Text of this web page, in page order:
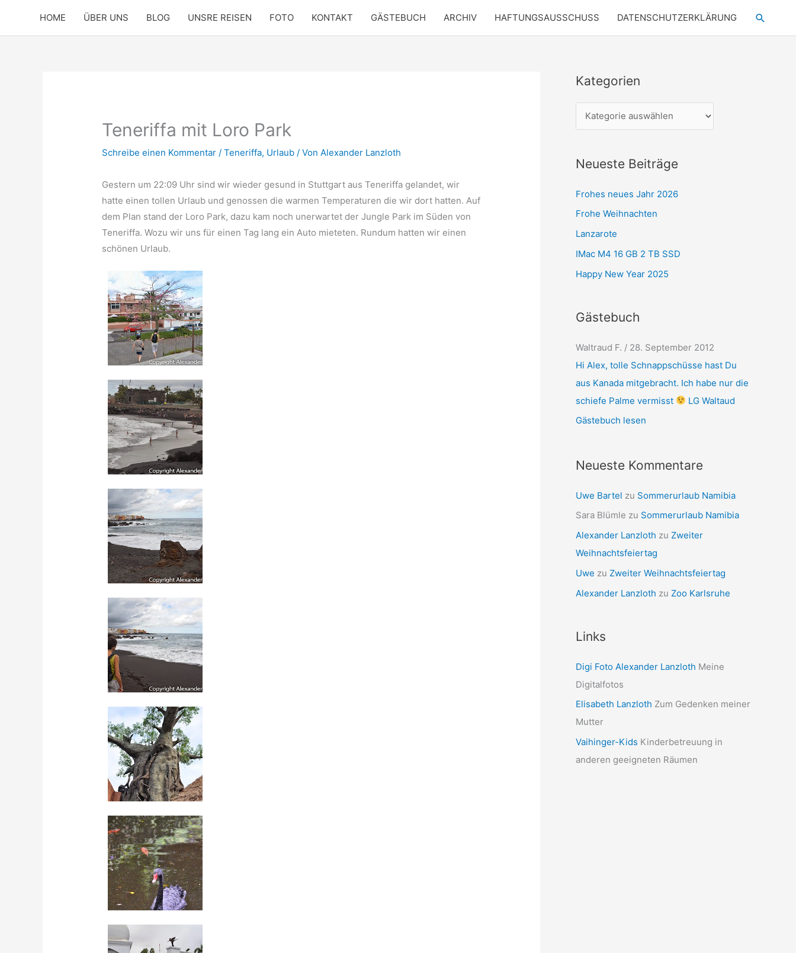
springen
HOME ÜBER UNS BLOG UNSRE REISEN FOTO KONTAKT GÄSTEBUCH ARCHIV HAFTUNGSAUSSCHUSS DATENSCHUTZERKLÄRUNG Suchen
Teneriffa mit Loro Park
Schreibe einen Kommentar /Teneriffa, Urlaub / VonAlexander Lanzloth
Gestern um 22:09 Uhr sind wir wieder gesund in Stuttgart aus Teneriffa gelandet, wir
hatte einen tollen Urlaub und genossen die warmen Temperaturen die wir dort hatten. Auf
dem Plan stand der Loro Park, dazu kam noch unerwartet der Jungle Park im Süden von
Teneriffa. Wozu wir uns für einen Tag lang ein Auto mieteten. Rundum hatten wir einen
schönen Urlaub.
Kategorien
K
e
o
n
Neueste Beiträge
Frohes neues Jahr 2026
Frohe Weihnachten
Lanzarote
IMac M4 16 GB 2 TB SSD
Happy New Year 2025
Gästebuch
Karl-Heinz Boeck/1. Mai 2012
Hall Alex ich Finde deine seit immer
schöner du tun dich über refen mach so
weiber viel Glöck wünsch ich Dir. Grüße
Karl-Heinz
Uwe BartelzuSommerurlaub Namibia
Sara Blümle zuSommerurlaub Namibia
Alexander Lanzlothzu
Weihnachtsfeiertag
UwezuZweiter Weihnachtsfeiertag
Digi Foto Alexander Lanzloth
Digitalfotos
Elisabeth Lanzloth
Mutter
Vaihinger-KidsKinderbetreuung in